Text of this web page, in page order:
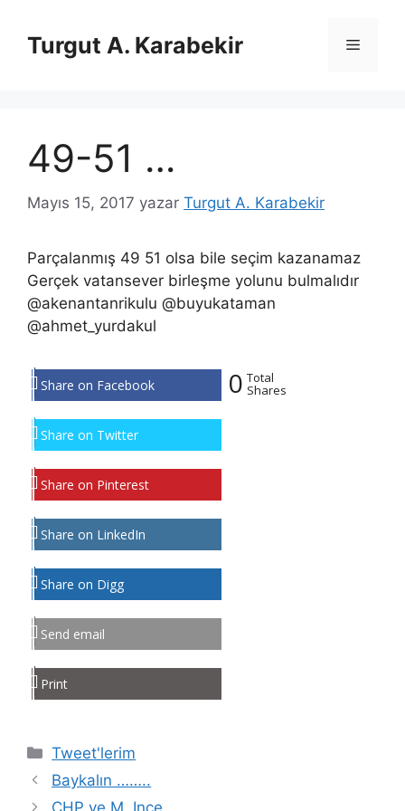
Turgut A. Karabekir Menü
49-51 …
Mayıs 15, 2017 yazar Turgut A. Karabekir
Parçalanmış 49 51 olsa bile seçim kazanamaz
Gerçek vatansever birleşme yolunu bulmalıdır
@akenantanrikulu @buyukataman
@ahmet_yurdakul
Share on Facebook
Share on Twitter
Share on Pinterest
Share on LinkedIn
Share on Digg
Send email
Print
0 Total
Shares
Kategoriler
Tweet'lerim
Baykalın ……..
CHP ve M. Ince